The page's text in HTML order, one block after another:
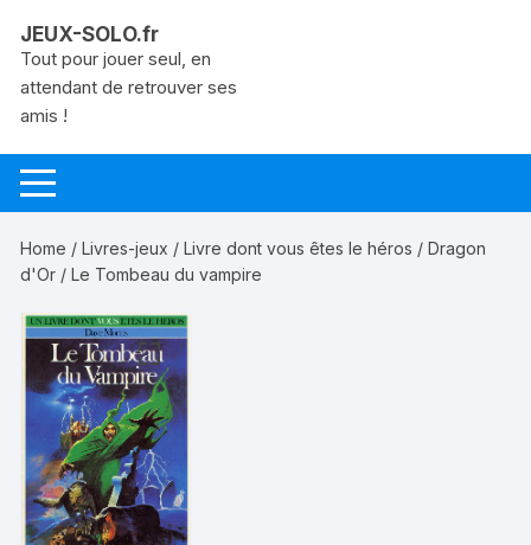
contenu
JEUX-SOLO.fr
Tout pour jouer seul, en
attendant de retrouver ses
amis !
Home /Livres-jeux /Livre dont vous êtes le héros /Dragon
d'Or / Le Tombeau du vampire